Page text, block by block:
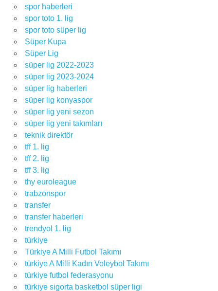
spor haberleri
spor toto 1. lig
spor toto süper lig
Süper Kupa
Süper Lig
süper lig 2022-2023
süper lig 2023-2024
süper lig haberleri
süper lig konyaspor
süper lig yeni sezon
süper lig yeni takımları
teknik direktör
tff 1. lig
tff 2. lig
tff 3. lig
thy euroleague
trabzonspor
transfer
transfer haberleri
trendyol 1. lig
türkiye
Türkiye A Milli Futbol Takımı
türkiye A Milli Kadın Voleybol Takımı
türkiye futbol federasyonu
türkiye sigorta basketbol süper ligi